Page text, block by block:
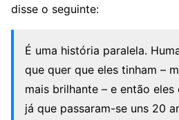
disse o seguinte:
É uma história paralela.
que quer que eles tinham –
mais brilhante – e então eles
já que passaram-se uns 20